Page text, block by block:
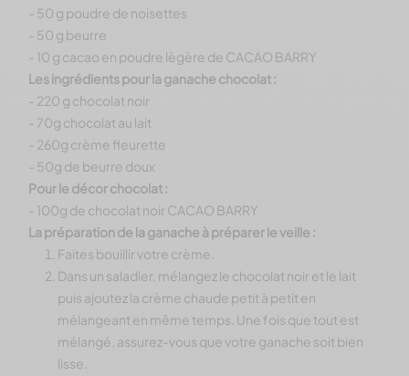
- 50 g poudre de noisettes
- 50 g beurre
- 10 g cacao en poudre lègère de CACAO BARRY
Les ingrédients pour la ganache chocolat :
- 220 g chocolat noir
- 70g chocolat au lait
- 260g crème fleurette
- 50g de beurre doux
Pour le décor chocolat :
- 100g de chocolat noir CACAO BARRY
La préparation de la ganache à préparer le veille :
Faites bouillir votre crème.
Dans un saladier, mélangez le chocolat noir et le lait
puis ajoutez la crème chaude petit à petit en
mélangeant en même temps. Une fois que tout est
mélangé, assurez-vous que votre ganache soit bien
lisse.